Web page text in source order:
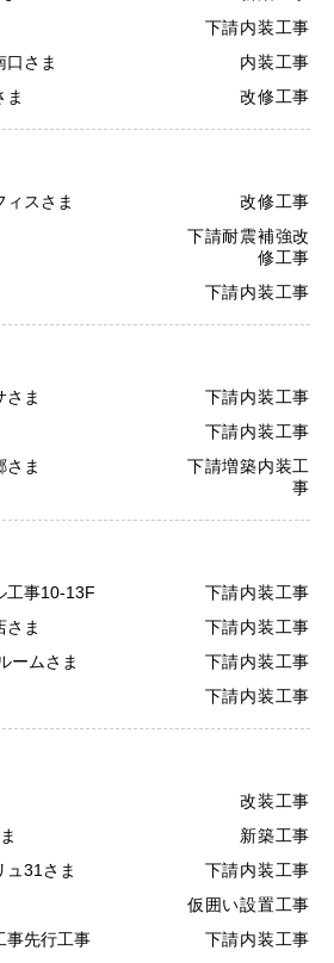
下請内装工事
口さま
内装工事
ま
改修工事
ィスさま
改修工事
下請耐震補強改
修工事
下請内装工事
さま
下請内装工事
下請内装工事
さま
下請増築内装工
事
工事10-13F
下請内装工事
さま
下請内装工事
ームさま
下請内装工事
下請内装工事
改装工事
新築工事
ュ31さま
下請内装工事
仮囲い設置工事
事先行工事
下請内装工事